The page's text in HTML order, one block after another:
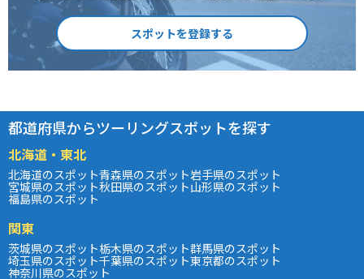
スポットを登録する
都道府県からツーリングスポットを探す
北海道・東北
北海道のスポット青森県のスポット岩手県のスポット
宮城県のスポット秋田県のスポット山形県のスポット
福島県のスポット
関東
茨城県のスポット栃木県のスポット群馬県のスポット
埼玉県のスポット千葉県のスポット東京都のスポット
神奈川県のスポット